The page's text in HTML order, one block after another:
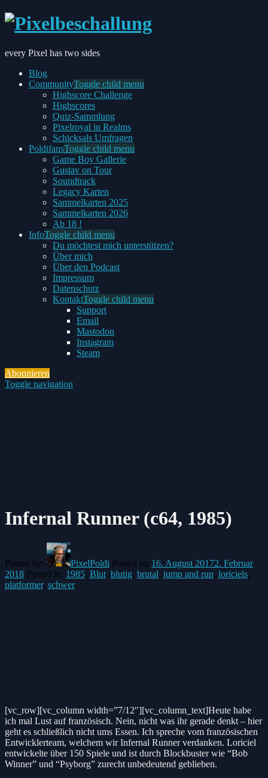
every Pixel has two sides
Blog
CommunityToggle child menu
Highscore Challenge
Highscores
Quiz-Sammlung
Pixelroyal in Realms
Schicksals Umfragen
PoldifansToggle child menu
Game Boy Gallerie
Gustav on Tour
Soundtrack
Legacy Karten
Sammelkarten 2025
Sammelkarten 2026
Ab 18 !
InfoToggle child menu
Du möchtest mich unterstützen?
Über mich
Über den Podcast
Impressum
Datenschutz
KontaktToggle child menu
Support
Email
Mastodon
Instagram
Steam
Abonnieren
Toggle navigation
Infernal Runner (c64, 1985)
Posted by: PixelPoldi Posted on 16. August 20172. Februar
2018 Posted in: 1985, Blut, blutig, brutal, jump and run, loriciels,
platformer, schwer
[vc_row][vc_column width=”7/12″][vc_column_text]Heute habe
ich mal Lust auf französisch. Nein, nicht was ihr gerade denkt – hier
geht es schließlich nicht ums Essen. Ich spreche vom französischen
Entwicklerteam, welchem wir Infernal Runner verdanken. Loriciel
entwickelte über 150 Spiele und ist durch Blockbuster wie “Bob
Winner” und “Psyborg” zurecht unbedeutend geblieben.